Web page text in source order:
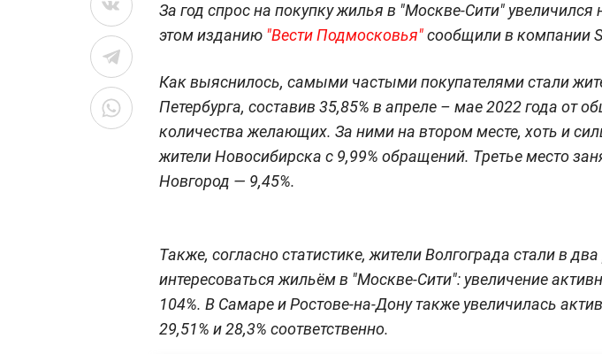
За год спрос на покупку жилья в "Москве-Сити" увеличился
этом изданию "Вести Подмосковья"сообщили в компании
Как выяснилось, самыми частыми покупателями стали
Петербурга, составив 35,85% в апреле – мае 2022 года от
количества желающих. За ними на втором месте, хоть и
жители Новосибирска с 9,99% обращений. Третье место
Новгород — 9,45%.
Также, согласно статистике, жители Волгограда стали в
интересоваться жильём в "Москве-Сити": увеличение
104%. В Самаре и Ростове-на-Дону также увеличилась
29,51% и 28,3% соответственно.